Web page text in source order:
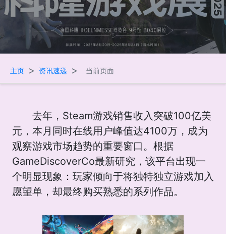
主页 > 资讯速递 > 当前页面
去年，Steam游戏销售收入突破100亿美
元，本月同时在线用户峰值达4100万，成为
观察游戏市场趋势的重要窗口。根据
GameDiscoverCo最新研究，该平台出现一
个明显现象：玩家倾向于将独特独立游戏加入
愿望单，却最终购买熟悉的系列作品。